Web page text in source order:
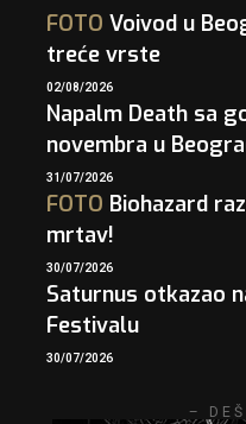
FOTO Voivod u
treće vrste
02/08/2026
Napalm Death sa
novembra u
31/07/2026
FOTO Biohazard
mrtav!
30/07/2026
Saturnus otkazao
Festivalu
30/07/2026
–